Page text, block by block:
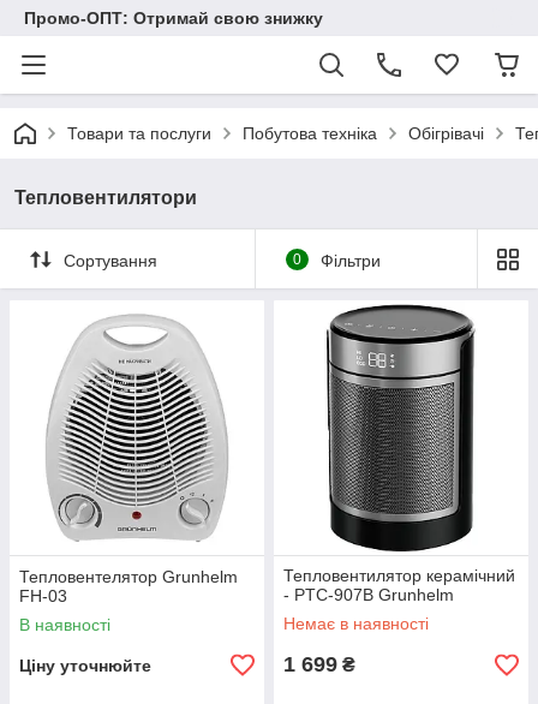
Промо-ОПТ: Отримай свою знижку
Товари та послуги Побутова техніка Обігрівачі
Тепловентилятори
Сортування 0 Фільтри
Тепловентелятор Grunhelm
FH-03
В наявності
Ціну уточнюйте
Тепловентилятор керамічний
- PTC-907B Grunhelm
Немає в наявності
1 699 ₴